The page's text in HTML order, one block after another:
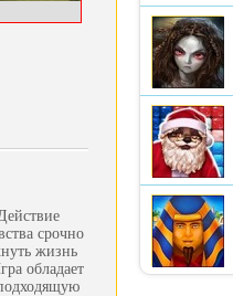
срочно
жизнь
обладает